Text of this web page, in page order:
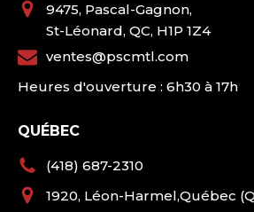
9475, Pascal-Gagnon,
St-Léonard, QC, H1P 1Z4
ventes@pscmtl.com
Heures d'ouverture : 6h30 à 17h
QUÉBEC
(418) 687-2310
1920, Léon-Harmel,Québec